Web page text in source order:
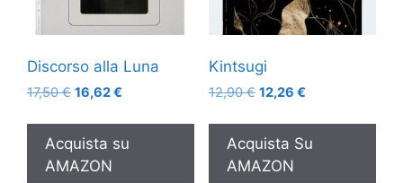
Discorso alla Luna
17,50€ Il
originale
era:
17,50 €.
16,62€
attuale
è:
Acquista su
AMAZON
Kintsugi
12,90€ Il
originale
era:
12,90 €.
12,26 €Il
attuale
è:
Acquista Su
AMAZON